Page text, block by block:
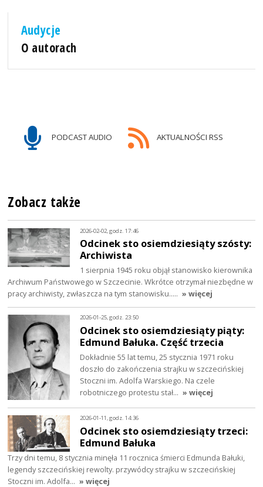
Audycje
O autorach
PODCAST AUDIO AKTUALNOŚCI RSS
Zobacz także
2026-02-02, godz. 17:46
Odcinek sto osiemdziesiąty szósty:
Archiwista
1 sierpnia 1945 roku objął stanowisko kierownika
Archiwum Państwowego w Szczecinie. Wkrótce otrzymał niezbędne w
pracy archiwisty, zwłaszcza na tym stanowisku..… » więcej
2026-01-25, godz. 23:50
Odcinek sto osiemdziesiąty piąty:
Edmund Bałuka. Część trzecia
Dokładnie 55 lat temu, 25 stycznia 1971 roku
doszło do zakończenia strajku w szczecińskiej
Stoczni im. Adolfa Warskiego. Na czele
robotniczego protestu stał… » więcej
2026-01-11, godz. 14:36
Odcinek sto osiemdziesiąty trzeci:
Edmund Bałuka
Trzy dni temu, 8 stycznia minęła 11 rocznica śmierci Edmunda Bałuki,
legendy szczecińskiej rewolty. przywódcy strajku w szczecińskiej
Stoczni im. Adolfa… » więcej